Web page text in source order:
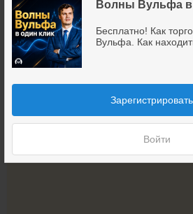
Волны Вульфа в
Бесплатно! Как
Вульфа. Как
Войти
Как получать на телефон
формировании паттерна и
входа?
Специальная часть эфира:
Вульфа — системой
сопровождения сделок.
Смотреть запись
----------